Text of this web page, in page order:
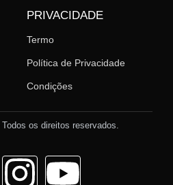
PRIVACIDADE
Termo
Política de Privacidade
Condições
os direitos reservados.